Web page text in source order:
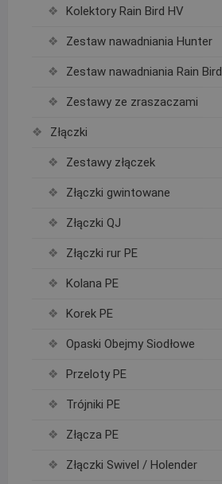
Kolektory Rain Bird HV
Zestaw nawadniania Hunter
Zestaw nawadniania Rain Bird
Zestawy ze zraszaczami
Złączki
Zestawy złączek
Złączki gwintowane
Złączki QJ
Złączki rur PE
Kolana PE
Korek PE
Opaski Obejmy Siodłowe
Przeloty PE
Trójniki PE
Złącza PE
Złączki Swivel / Holender